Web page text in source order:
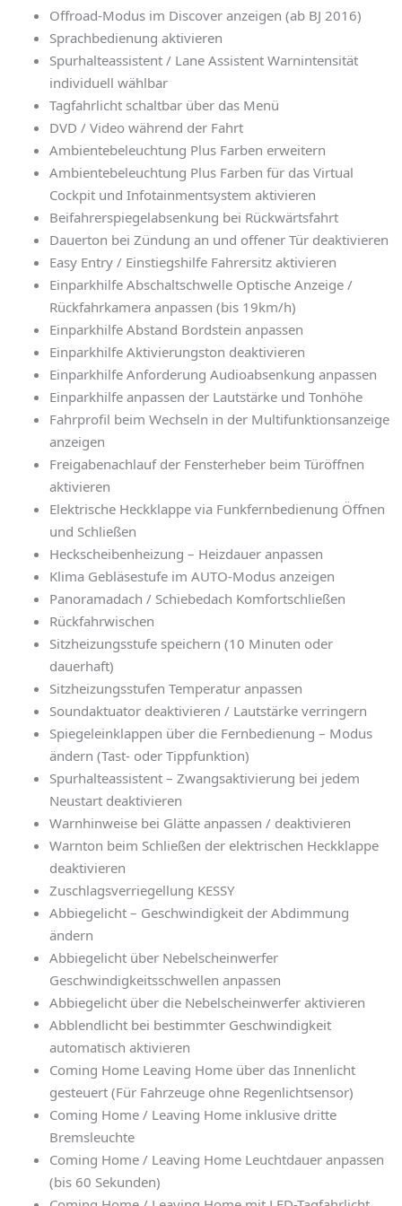
Offroad-Modus im Discover anzeigen (ab BJ 2016)
Sprachbedienung aktivieren
Spurhalteassistent / Lane Assistent Warnintensität
individuell wählbar
Tagfahrlicht schaltbar über das Menü
DVD / Video während der Fahrt
Ambientebeleuchtung Plus Farben erweitern
Ambientebeleuchtung Plus Farben für das Virtual
Cockpit und Infotainmentsystem aktivieren
Beifahrerspiegelabsenkung bei Rückwärtsfahrt
Dauerton bei Zündung an und offener Tür deaktivieren
Easy Entry / Einstiegshilfe Fahrersitz aktivieren
Einparkhilfe Abschaltschwelle Optische Anzeige /
Rückfahrkamera anpassen (bis 19km/h)
Einparkhilfe Abstand Bordstein anpassen
Einparkhilfe Aktivierungston deaktivieren
Einparkhilfe Anforderung Audioabsenkung anpassen
Einparkhilfe anpassen der Lautstärke und Tonhöhe
Fahrprofil beim Wechseln in der Multifunktionsanzeige
anzeigen
Freigabenachlauf der Fensterheber beim Türöffnen
aktivieren
Elektrische Heckklappe via Funkfernbedienung Öffnen
und Schließen
Heckscheibenheizung – Heizdauer anpassen
Klima Gebläsestufe im AUTO-Modus anzeigen
Panoramadach / Schiebedach Komfortschließen
Rückfahrwischen
Sitzheizungsstufe speichern (10 Minuten oder
dauerhaft)
Sitzheizungsstufen Temperatur anpassen
Soundaktuator deaktivieren / Lautstärke verringern
Spiegeleinklappen über die Fernbedienung – Modus
ändern (Tast- oder Tippfunktion)
Spurhalteassistent – Zwangsaktivierung bei jedem
Neustart deaktivieren
Warnhinweise bei Glätte anpassen / deaktivieren
Warnton beim Schließen der elektrischen Heckklappe
deaktivieren
Zuschlagsverriegellung KESSY
Abbiegelicht – Geschwindigkeit der Abdimmung
ändern
Abbiegelicht über Nebelscheinwerfer
Geschwindigkeitsschwellen anpassen
Abbiegelicht über die Nebelscheinwerfer aktivieren
Abblendlicht bei bestimmter Geschwindigkeit
automatisch aktivieren
Coming Home Leaving Home über das Innenlicht
gesteuert (Für Fahrzeuge ohne Regenlichtsensor)
Coming Home / Leaving Home inklusive dritte
Bremsleuchte
Coming Home / Leaving Home Leuchtdauer anpassen
(bis 60 Sekunden)